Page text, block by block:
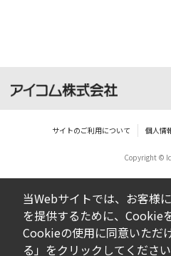
せんのでご了承ください
告なく改良及び変更さ
ダウンロードサービス
ファームウェアデータ
コンの基本システムを
ですから、データの書
よって失敗した場合、
サイトのご利用について 個人情
Copyright ©
当Webサイトでは、お客様
を提供するために、Cookie
Cookieの使用に同意いただ
る」をクリックしてください